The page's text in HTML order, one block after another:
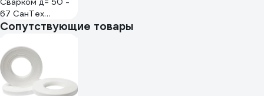
67 СанТех
s047940
Сопутствующие товары